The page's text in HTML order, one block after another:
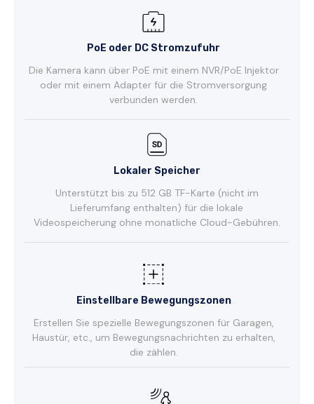
PoE oder DC Stromzufuhr
Die Kamera kann über PoE mit einem NVR/PoE Injektor
oder mit einem Adapter für die Stromversorgung
verbunden werden.
Lokaler Speicher
Unterstützt bis zu 512 GB TF-Karte (nicht im
Lieferumfang enthalten) für die lokale
Videospeicherung ohne monatliche Cloud-Gebühren.
Einstellbare Bewegungszonen
Erstellen Sie spezielle Bewegungszonen für Garagen,
Haustür, etc., um Bewegungsnachrichten zu erhalten,
die zählen.